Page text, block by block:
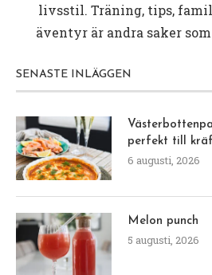
livsstil. Träning, tips,
äventyr är andra saker
SENASTE INLÄGGEN
perfekt till
6 augusti, 2026
Melon punch
5 augusti, 2026